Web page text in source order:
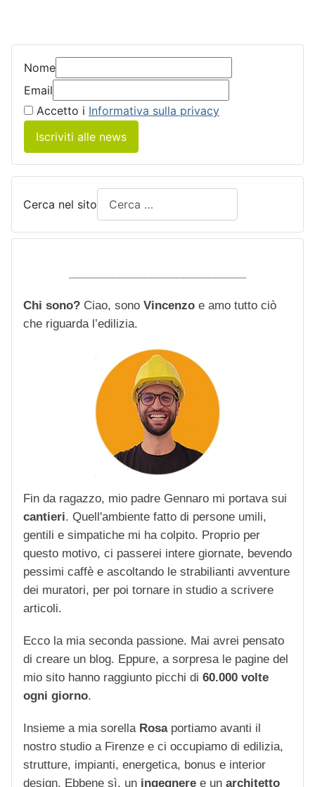
Nome
Email
Accetto i Informativa sulla privacy
Iscriviti alle news
Cerca nel sito
Chi sono? Ciao, sono Vincenzo e amo tutto ciò
che riguarda l’edilizia.
Fin da ragazzo, mio padre Gennaro mi portava sui
cantieri. Quell'ambiente fatto di persone umili,
gentili e simpatiche mi ha colpito. Proprio per
questo motivo, ci passerei intere giornate, bevendo
pessimi caffè e ascoltando le strabilianti avventure
dei muratori, per poi tornare in studio a scrivere
articoli.
Ecco la mia seconda passione. Mai avrei pensato
di creare un blog. Eppure, a sorpresa le pagine del
mio sito hanno raggiunto picchi di 60.000 volte
ogni giorno.
Insieme a mia sorella Rosaportiamo avanti il
nostro studio a Firenze e ci occupiamo di edilizia,
strutture, impianti, energetica, bonus e interior
design. Ebbene sì, un ingegnere e un architetto